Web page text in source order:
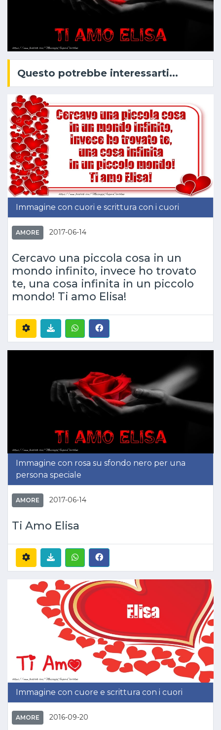
Questo potrebbe interessarti...
Immagine con cuori e scrittura con i cuori
AMORE 2017-06-14
Cercavo una piccola cosa in un
mondo infinito, invece ho trovato
te, una cosa infinita in un piccolo
mondo! Ti amo Elisa!
Immagine con rosa su sfondo nero per una
persona speciale
AMORE 2017-06-14
Ti Amo Elisa
Immagine con cuore e scrittura con i cuori
AMORE 2016-09-20